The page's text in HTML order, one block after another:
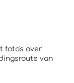
foto's over
van